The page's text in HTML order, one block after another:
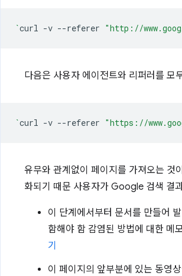
`curl -v --referer "http://
다음은 사용자 에이전트와 리퍼러를 모
`curl -v --referer "https://
유무와 관계없이 페이지를 가져오는 것
화되기 때문 사용자가 Google 검색 결
이 단계에서부터 문서를 만들어
함해야 함 감염된 방법에 대한 메
기
이 페이지의 앞부분에 있는 동영